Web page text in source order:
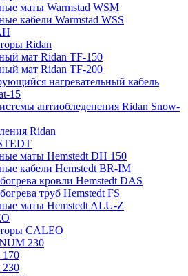
маты Warmstad WSM
кабели Warmstad WSS
Ridan
мат Ridan TF-150
мат Ridan TF-200
нагревательный кабель
15
антиобледенения Ridan Snow-
Ridan
маты Hemstedt DH 150
кабели Hemstedt BR-IM
кровли Hemstedt DAS
труб Hemstedt FS
маты Hemstedt ALU-Z
CALEO
230